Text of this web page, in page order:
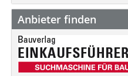
Anbieter finden